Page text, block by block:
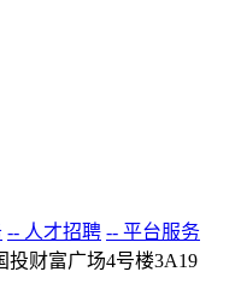
-- 人才招聘 -- 平台服务
投财富广场4号楼3A19